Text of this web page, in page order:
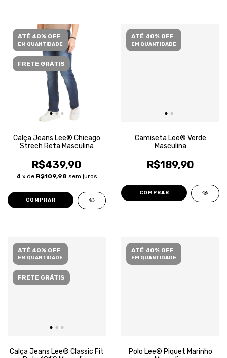
ATÉ 40% OFF
EM QUANTIDADE
FRETE GRÁTIS
Calça Jeans Lee® Chicago
Strech Reta Masculina
R$439,90
4 x de R$109,98 sem juros
COMPRAR
ATÉ 40% OFF
EM QUANTIDADE
Camiseta Lee® Verde
Masculina
R$189,90
COMPRAR
ATÉ 40% OFF
EM QUANTIDADE
FRETE GRÁTIS
Calça Jeans Lee® Classic Fit
ATÉ 40% OFF
EM QUANTIDADE
Polo Lee® Piquet Marinho